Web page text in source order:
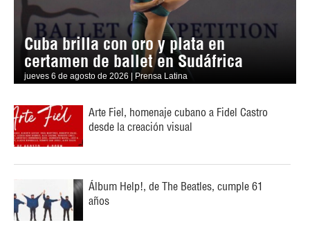
Cuba brilla con oro y plata en
certamen de ballet en Sudáfrica
jueves 6 de agosto de 2026 | Prensa Latina
Arte Fiel, homenaje cubano a Fidel Castro
desde la creación visual
Álbum Help!, de The Beatles, cumple 61
años